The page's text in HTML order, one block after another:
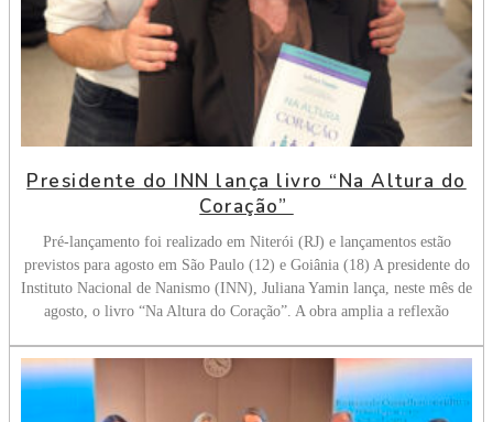
Presidente do INN lança livro “Na Altura do
Coração”
Pré-lançamento foi realizado em Niterói (RJ) e lançamentos estão
previstos para agosto em São Paulo (12) e Goiânia (18) A presidente do
Instituto Nacional de Nanismo (INN), Juliana Yamin lança, neste mês de
agosto, o livro “Na Altura do Coração”. A obra amplia a reflexão